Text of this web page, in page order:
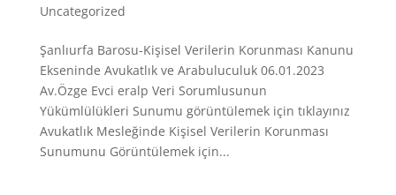
Uncategorized
Şanlıurfa Barosu-Kişisel Verilerin Korunması Kanunu
Ekseninde Avukatlık ve Arabuluculuk 06.01.2023
Av.Özge Evci eralp Veri Sorumlusunun
Yükümlülükleri Sunumu görüntülemek için tıklayınız
Avukatlık Mesleğinde Kişisel Verilerin Korunması
Sunumunu Görüntülemek için...